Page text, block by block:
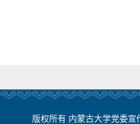
版权所有 内蒙古大学党委